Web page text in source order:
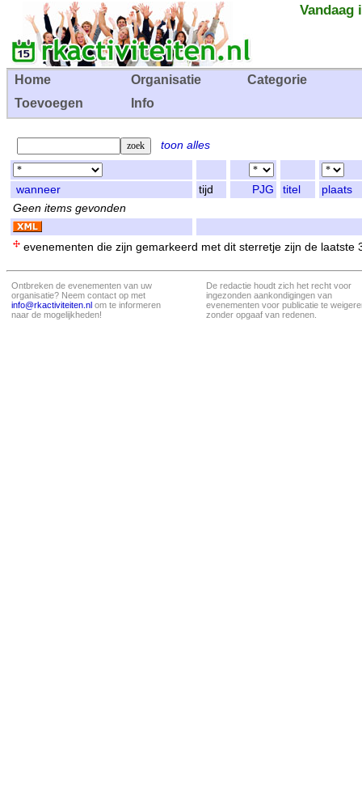
Vandaag
Home Organisatie
Categorie
Toevoegen
Info
toon alles
wanneer tijd PJG titel
plaats
Geen items gevonden
evenementen die zijn gemarkeerd met dit sterretje zijn de laatste
Ontbreken de evenementen van uw
organisatie? Neem contact op met
info@rkactiviteiten.nl om te informeren
naar de mogelijkheden!
De redactie houdt zich het recht voor
ingezonden aankondigingen van
evenementen voor publicatie te
zonder opgaaf van redenen.